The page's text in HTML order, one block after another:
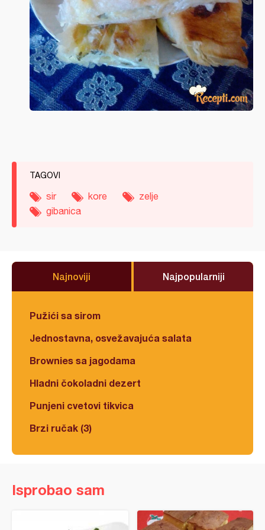
TAGOVI
sir kore
zelje
gibanica
Najnoviji Najpopularniji
Pužići sa sirom
Jednostavna, osvežavajuća salata
Brownies sa jagodama
Hladni čokoladni dezert
Punjeni cvetovi tikvica
Brzi ručak (3)
Isprobao sam